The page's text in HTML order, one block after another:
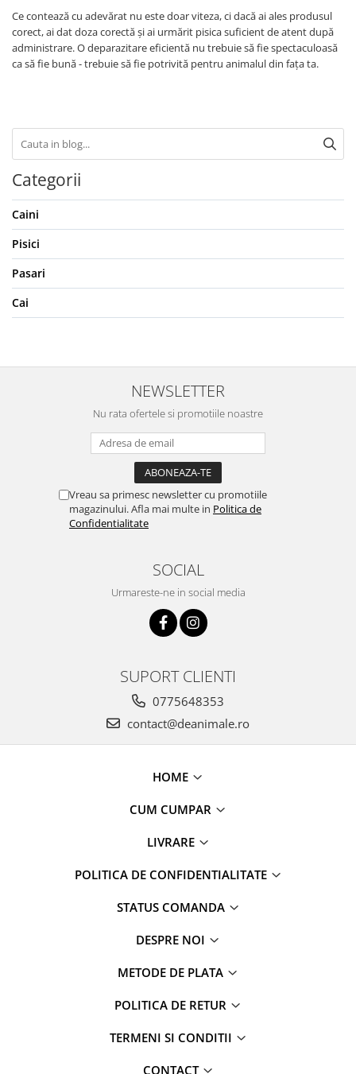
Ce contează cu adevărat nu este doar viteza, ci dacă ai ales produsul
corect, ai dat doza corectă și ai urmărit pisica suficient de atent după
administrare. O deparazitare eficientă nu trebuie să fie spectaculoasă
ca să fie bună - trebuie să fie potrivită pentru animalul din fața ta.
Categorii
Caini
Pisici
Pasari
Cai
NEWSLETTER
Nu rata ofertele si promotiile noastre
Vreau sa primesc newsletter cu promotiile
magazinului. Afla mai multe in Politica de
Confidentialitate
SOCIAL
Urmareste-ne in social media
SUPORT CLIENTI
0775648353
contact@deanimale.ro
HOME
CUM CUMPAR
LIVRARE
POLITICA DE CONFIDENTIALITATE
STATUS COMANDA
DESPRE NOI
METODE DE PLATA
POLITICA DE RETUR
TERMENI SI CONDITII
CONTACT